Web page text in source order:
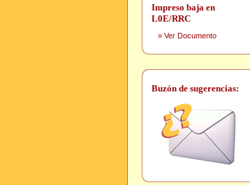
Impreso baja en
L0E/RRC
» Ver Documento
Buzón de sugerencias: